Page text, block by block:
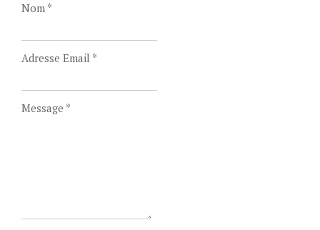
Nom *
Adresse Email *
Message *